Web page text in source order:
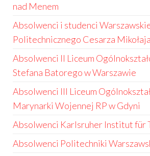
nad Menem
Absolwenci i studenci
Politechnicznego Cesarza
Absolwenci II Liceum
Stefana Batorego w Warszawie
Absolwenci III Liceum
Marynarki Wojennej RP w Gdyni
Absolwenci Karlsruher Institut für
Absolwenci Politechniki